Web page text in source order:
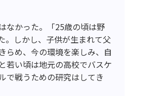
なかった。「25歳の頃は野
。しかし、子供が生まれて父
らめ、今の環境を楽しみ、自
若い頃は地元の高校でバスケ
で戦うための研究はしてき